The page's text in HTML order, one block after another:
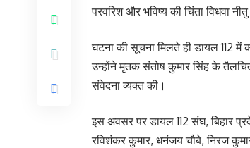
परवरिश और भविष्य की चिंता विधवा
घटना की सूचना मिलते ही डायल 112 में
उन्होंने मृतक संतोष कुमार सिंह के
संवेदना व्यक्त की।
इस अवसर पर डायल 112 संघ, बिहार
रविशंकर कुमार, धनंजय चौबे, निरज